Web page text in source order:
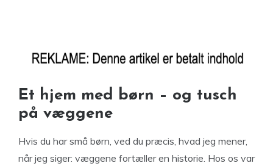
Et hjem med børn – og tusch
på væggene
Hvis du har små børn, ved du præcis, hvad jeg mener,
når jeg siger: væggene fortæller en historie. Hos os var